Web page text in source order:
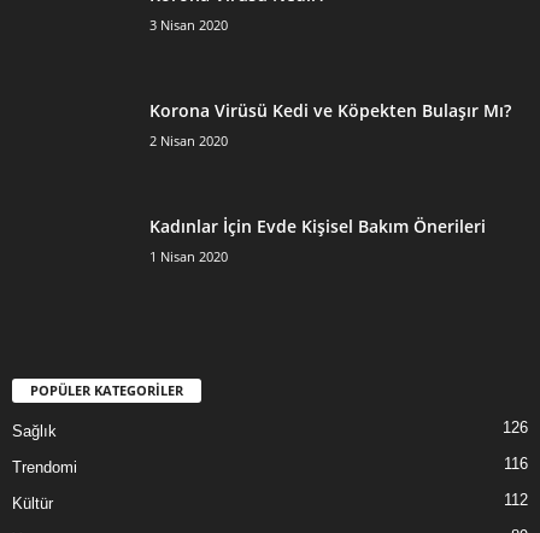
3 Nisan 2020
Korona Virüsü Kedi ve Köpekten Bulaşır Mı?
2 Nisan 2020
Kadınlar İçin Evde Kişisel Bakım Önerileri
1 Nisan 2020
POPÜLER KATEGORİLER
Sağlık 126
Trendomi 116
Kültür 112